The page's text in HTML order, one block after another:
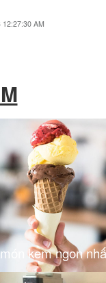
12:27:30 AM
kem ngon